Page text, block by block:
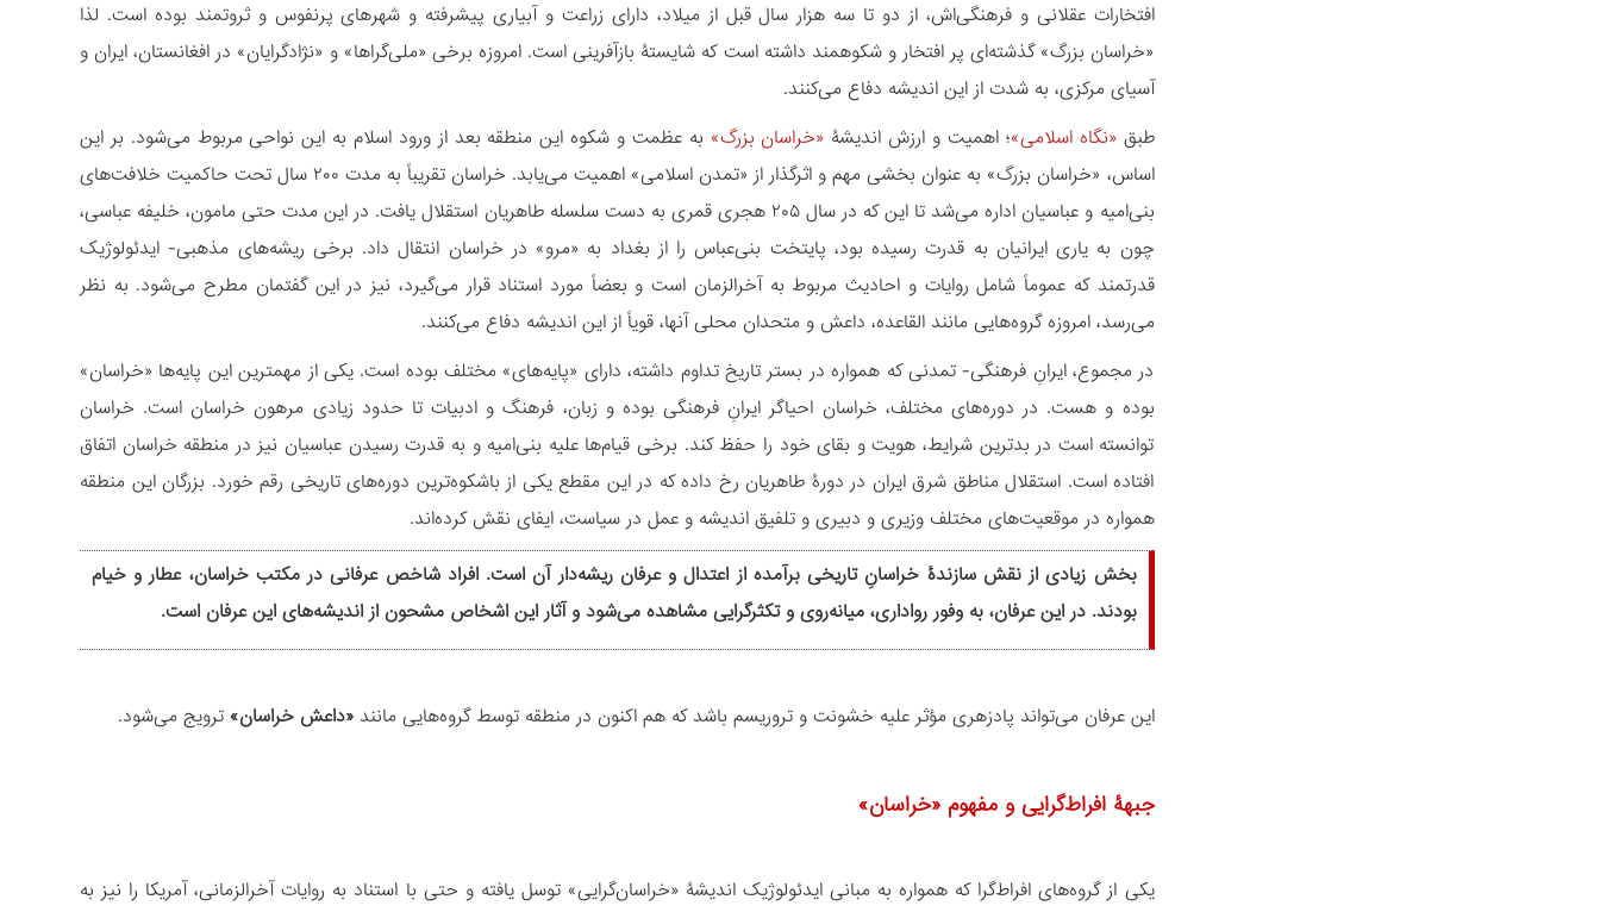
افتخارات عقلانی و فرهنگی‏‌اش، از دو تا سه هزار سال قبل از میلاد، دارای زراعت و آبیاری پیشرفته و شهرهای پرنفوس و ثروتمند بوده است. لذا
«خراسان بزرگ» گذشته‏‌ای پر افتخار و شکوهمند داشته است که شایستۀ بازآفرینی است. امروزه برخی «ملی‌‏گراها» و «نژادگرایان» در افغانستان، ایران و
آسیای مرکزی، به شدت از این اندیشه دفاع می‏‌کنند.
طبق«نگاه اسلامی»؛ اهمیت و ارزش اندیشۀ «خراسان بزرگ» به عظمت و شکوه این منطقه بعد از ورود اسلام به این نواحی مربوط می‌‏شود. بر این
اساس، «خراسان بزرگ» به عنوان بخشی مهم و اثرگذار از «تمدن اسلامی» اهمیت می‏‌یابد. خراسان تقریباً به مدت ۲۰۰ سال تحت حاکمیت خلافت‏‌های
بنی‌‏امیه و عباسیان اداره می‌شد تا این که در سال ۲۰۵ هجری قمری به دست سلسله طاهریان استقلال یافت. در این مدت حتی مامون، خلیفه عباسی،
چون به یاری ایرانیان به قدرت رسیده بود، پایتخت بنی‌‏عباس را از بغداد به «مرو» در خراسان انتقال داد. برخی ریشه‏‌های مذهبی- ایدئولوژیک
قدرتمند که عموماً شامل روایات و احادیث مربوط به آخرالزمان است و بعضاً مورد استناد قرار می‏‌گیرد، نیز در این گفتمان مطرح می‏‌شود. به نظر
می‏‌رسد، امروزه گروه‌‏هایی مانند القاعده، داعش و متحدان محلی آنها، قویاً از این اندیشه دفاع می‌‏کنند.
در مجموع، ایرانِ فرهنگی- تمدنی که همواره در بستر تاریخ تداوم داشته، دارای «پایه‌های» مختلف بوده است. یکی از مهمترین این پایه‌ها «خراسان»
بوده و هست. در دوره‌های مختلف، خراسان احیاگر ایرانِ فرهنگی بوده و زبان، فرهنگ و ادبیات تا حدود زیادی مرهون خراسان است. خراسان
توانسته است در بدترین شرایط، هویت و بقای خود را حفظ کند. برخی قیام‌ها علیه بنی‌امیه و به قدرت رسیدن عباسیان نیز در منطقه خراسان اتفاق
افتاده است. استقلال مناطق شرق ایران در دورۀ طاهریان رخ داده که در این مقطع یکی از باشکوه‌ترین دوره‌های تاریخی رقم خورد. بزرگان این منطقه
همواره در موقعیت‌های مختلف وزیری و دبیری و تلفیق اندیشه و عمل در سیاست، ایفای نقش کرده‌اند.
بخش زیادی از نقش سازندۀ خراسانِ تاریخی برآمده از اعتدال و عرفان ریشه‌دار آن است. افراد شاخص‌ عرفانی در مکتب خراسان، عطار و خیام
بودند. در این عرفان، به وفور رواداری، میانه‌روی و تکثرگرایی مشاهده می‌شود و آثار این اشخاص مشحون از اندیشه‌های این عرفان است.
این عرفان می‌تواند پادزهری مؤثر علیه خشونت و تروریسم باشد که هم اکنون در منطقه توسط گروه‌هایی مانند«داعش خراسان» ترویج می‌شود.
جبهۀ افراط‌گرایی و مفهوم «خراسان»
یکی از گروه‏‌های افراط‌‏گرا که همواره به مبانی ایدئولوژیک اندیشۀ «خراسان‏‌گرایی» توسل یافته و حتی با استناد به روایات آخرالزمانی، آمریکا را نیز به